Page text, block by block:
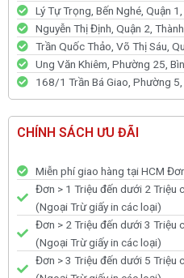
Lý Tự Trọng, Bến Nghé, Quận
Nguyễn Thị Định, Quận 2,
Trần Quốc Thảo, Võ Thị Sáu,
Ung Văn Khiêm, Phường 25,
168/1 Trần Bá Giao, Phường 5,
CHÍNH SÁCH ƯU ĐÃI
Miễn phí giao hàng tại HCM
Đơn > 1 Triệu đến dưới 2 Triệu
(Ngoại Trừ giấy in các loại)
Đơn > 2 Triệu đến dưới 3 Triệu
(Ngoại Trừ giấy in các loại)
Đơn > 3 Triệu đến dưới 5 Triệu